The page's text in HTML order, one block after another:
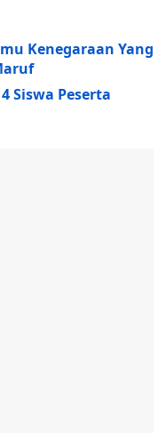
Kenegaraan Yang
Siswa Peserta